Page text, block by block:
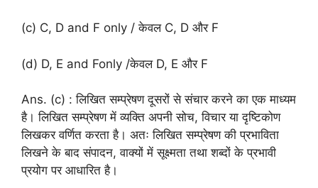
(c) C, D and F only / केवल C, D और F
(d) D, E and Fonly /केवल D, E और F
Ans. (c) : लिखित सम्प्रेषण दूसरों से संचार करने का एक माध्यम
है। लिखित सम्प्रेषण में व्यक्ति अपनी सोच, विचार या दृष्टिकोण
लिखकर वर्णित करता है। अतः लिखित सम्प्रेषण की प्रभाविता
लिखने के बाद संपादन, वाक्यों में सूक्ष्मता तथा शब्दों के प्रभावी
प्रयोग पर आधारित है।